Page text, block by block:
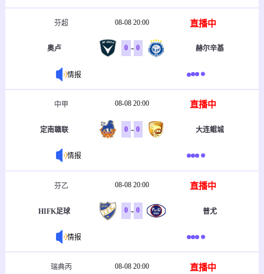
芬超 08-08 20:00 直播中
奥卢 0 - 0 赫尔辛基
情报
中甲 08-08 20:00 直播中
定南赣联 0 - 0 大连鲲城
情报
芬乙 08-08 20:00 直播中
HIFK足球 0 - 0 普尤
情报
瑞典丙 08-08 20:00 直播中